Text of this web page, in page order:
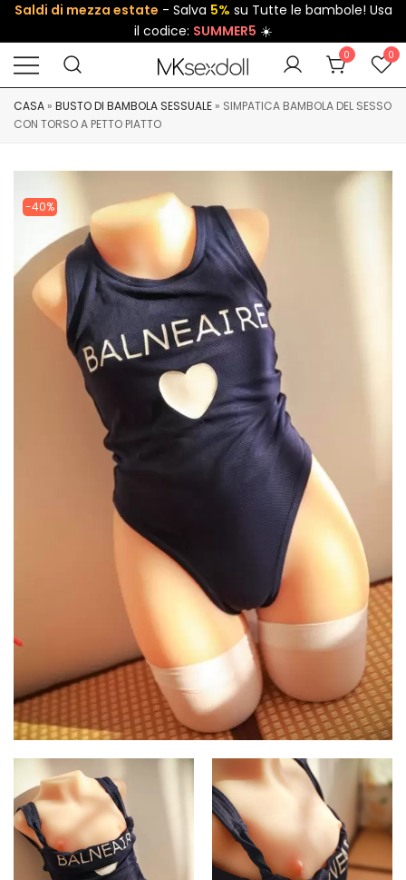
Saldi di mezza estate - Salva 5% su Tutte le bambole! Usa
il codice: SUMMER5 ☀️
0 0
CASA » BUSTO DI BAMBOLA SESSUALE » SIMPATICA BAMBOLA DEL SESSO
CON TORSO A PETTO PIATTO
-40%